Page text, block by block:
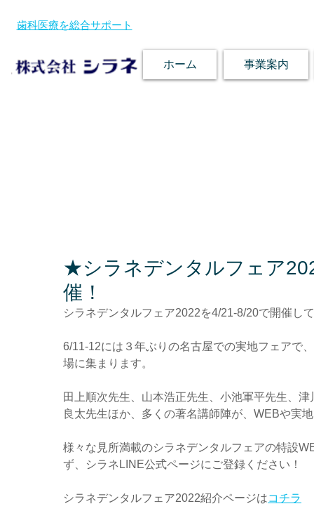
歯科医療を総合サポート
ホーム 事業案内
★シラネデンタルフェア
催！
シラネデンタルフェア2022を4/21-8/20で開催し
6/11-12には３年ぶりの名古屋での実地フェアで
場に集まります。
田上順次先生、山本浩正先生、小池軍平先生、
良太先生ほか、多くの著名講師陣が、WEBや実
様々な見所満載のシラネデンタルフェアの特設
ず、シラネLINE公式ページにご登録ください！
シラネデンタルフェア2022紹介ページはコチラ